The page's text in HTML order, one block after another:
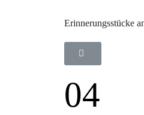
Erinnerungsstücke
04